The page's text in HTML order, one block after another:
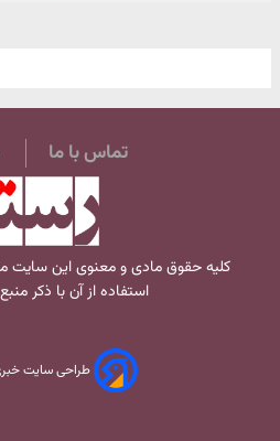
تماس با ما
کلیه حقوق مادی و معنوی این سایت
استفاده از آن با ذکر
طراحی سایت